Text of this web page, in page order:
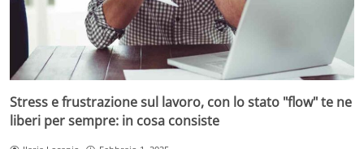
Stress e frustrazione sul lavoro, con lo stato "flow" te ne
liberi per sempre: in cosa consiste